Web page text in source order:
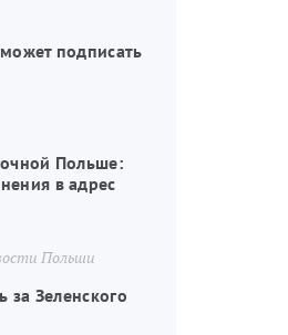
подписать
Польше:
в адрес
Польши
за Зеленского